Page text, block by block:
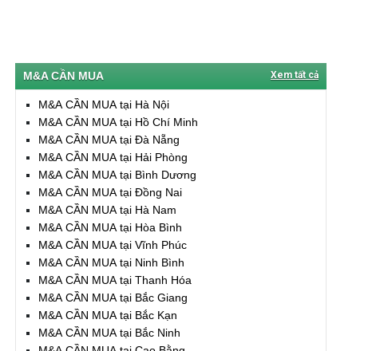
M&A CẦN MUA Xem tất cả
M&A CẦN MUA tại Hà Nội
M&A CẦN MUA tại Hồ Chí Minh
M&A CẦN MUA tại Đà Nẵng
M&A CẦN MUA tại Hải Phòng
M&A CẦN MUA tại Bình Dương
M&A CẦN MUA tại Đồng Nai
M&A CẦN MUA tại Hà Nam
M&A CẦN MUA tại Hòa Bình
M&A CẦN MUA tại Vĩnh Phúc
M&A CẦN MUA tại Ninh Bình
M&A CẦN MUA tại Thanh Hóa
M&A CẦN MUA tại Bắc Giang
M&A CẦN MUA tại Bắc Kạn
M&A CẦN MUA tại Bắc Ninh